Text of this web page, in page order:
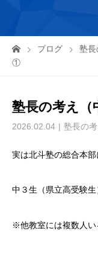
ブログ 塾長
①
塾長の考え
2026.02.04 塾長の考
実は北斗塾の総合本部
中３生（県立高受験生
※他教室には複数人い